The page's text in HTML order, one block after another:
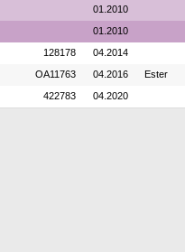
01.2010
01.2010
128178 04.2014
OA11763 04.2016 Ester
422783 04.2020